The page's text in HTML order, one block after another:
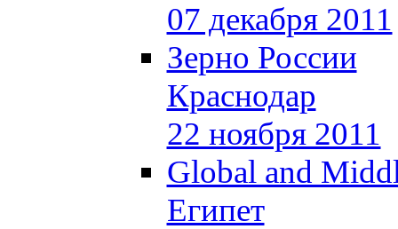
07 декабря 2011
Зерно России
Краснодар
22 ноября 2011
Global and
Египет